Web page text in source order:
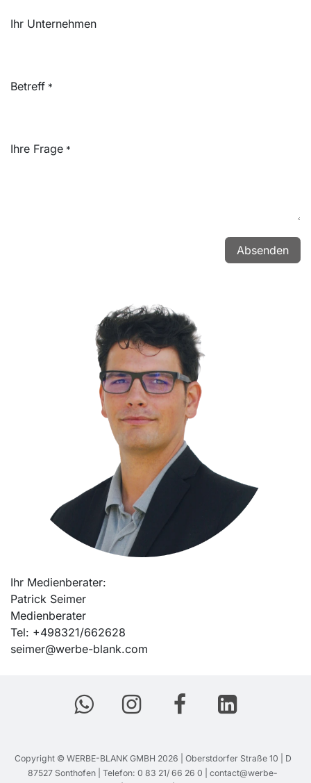
Ihr Unternehmen
Betreff *
Ihre Frage *
Absenden
Ihr Medienberater:
Patrick Seimer
Medienberater
Tel: +498321/662628
seimer@werbe-blank.com
Copyright © WERBE-BLANK GMBH 2026 | Oberstdorfer Straße 10 | D
87527 Sonthofen | Telefon: 0 83 21/ 66 26 0
contact@werbe-